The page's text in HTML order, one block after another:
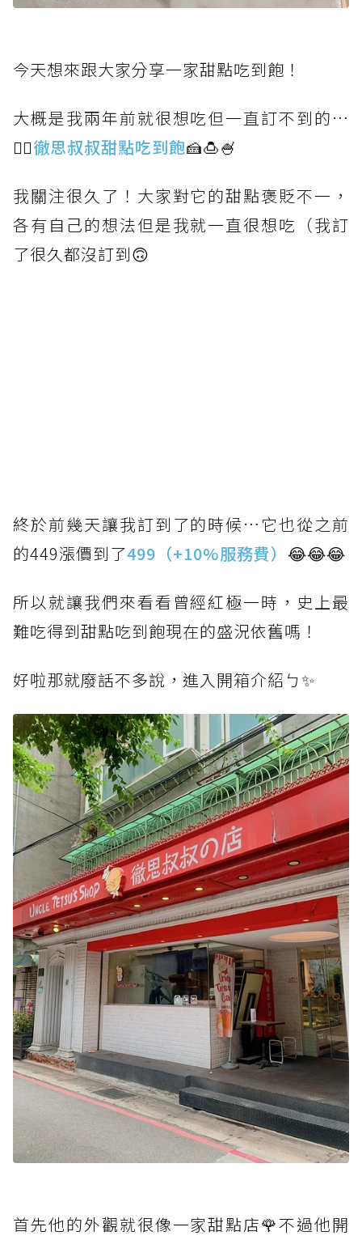
今天想來跟大家分享一家甜點吃到飽！
大概是我兩年前就很想吃但一直訂不到的…
👉🏻徹思叔叔甜點吃到飽🍰🍮🍧
我關注很久了！大家對它的甜點褒貶不一，
各有自己的想法但是我就一直很想吃（我訂
了很久都沒訂到🙃
終於前幾天讓我訂到了的時候…它也從之前
的449漲價到了499（+10%服務費） 😂😂😂
所以就讓我們來看看曾經紅極一時，史上最
難吃得到甜點吃到飽現在的盛況依舊嗎！
好啦那就廢話不多說，進入開箱介紹ㄅ✨
首先他的外觀就很像一家甜點店🌹不過他開